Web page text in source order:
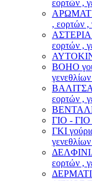
εορτών ,
, εορτών ,
ΑΣΤΕΡIA
εορτών ,
ΒOHO
εορτών ,
ΓΙΟ - ΓΙΟ
ΓΚΙ
εορτών ,